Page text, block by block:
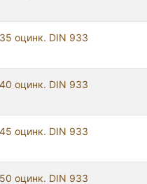
оцинк. DIN 933
оцинк. DIN 933
оцинк. DIN 933
оцинк. DIN 933